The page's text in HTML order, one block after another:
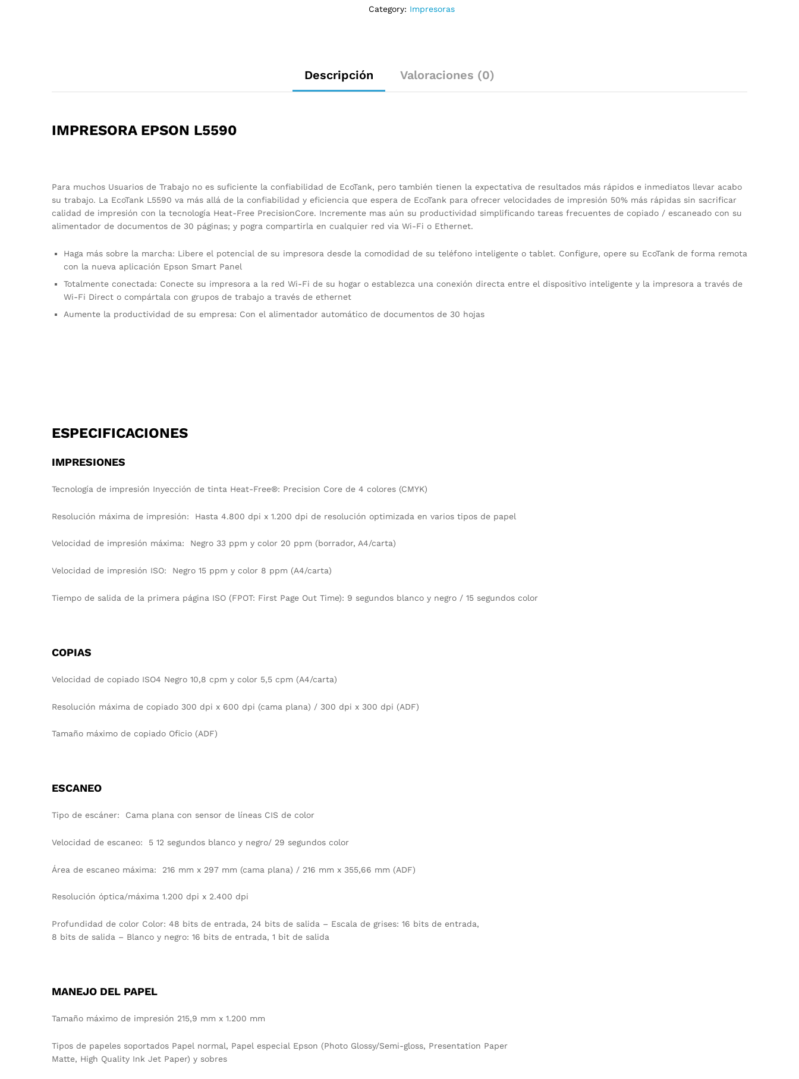
Escáner,
Wi-
Fi
Fotos,
B&N
Category: Impresoras
Descripción Valoraciones (0)
IMPRESORA EPSON L5590
Para muchos Usuarios de Trabajo no es suficiente la confiabilidad de EcoTank, pero también tienen la expectativa de resultados más rápidos e inmediatos llevar acabo
su trabajo. La EcoTank L5590 va más allá de la confiabilidad y eficiencia que espera de EcoTank para ofrecer velocidades de impresión 50% más rápidas sin sacrificar
calidad de impresión con la tecnología Heat-Free PrecisionCore. Incremente mas aún su productividad simplificando tareas frecuentes de copiado / escaneado con su
alimentador de documentos de 30 páginas; y pogra compartirla en cualquier red via Wi-Fi o Ethernet.
Haga más sobre la marcha: Libere el potencial de su impresora desde la comodidad de su teléfono inteligente o tablet. Configure, opere su EcoTank de forma remota
con la nueva aplicación Epson Smart Panel
Totalmente conectada: Conecte su impresora a la red Wi-Fi de su hogar o establezca una conexión directa entre el dispositivo inteligente y la impresora a través de
Wi-Fi Direct o compártala con grupos de trabajo a través de ethernet
Aumente la productividad de su empresa: Con el alimentador automático de documentos de 30 hojas
ESPECIFICACIONES
IMPRESIONES
Tecnología de impresión Inyección de tinta Heat-Free®: Precision Core de 4 colores (CMYK)
Resolución máxima de impresión: Hasta 4.800 dpi x 1.200 dpi de resolución optimizada en varios tipos de papel
Velocidad de impresión máxima: Negro 33 ppm y color 20 ppm (borrador, A4/carta)
Velocidad de impresión ISO: Negro 15 ppm y color 8 ppm (A4/carta)
Tiempo de salida de la primera página ISO (FPOT: First Page Out Time): 9 segundos blanco y negro / 15 segundos color
COPIAS
Velocidad de copiado ISO4 Negro 10,8 cpm y color 5,5 cpm (A4/carta)
Resolución máxima de copiado 300 dpi x 600 dpi (cama plana) / 300 dpi x 300 dpi (ADF)
Tamaño máximo de copiado Oficio (ADF)
ESCANEO
Tipo de escáner: Cama plana con sensor de líneas CIS de color
Velocidad de escaneo: 5 12 segundos blanco y negro/ 29 segundos color
Área de escaneo máxima: 216 mm x 297 mm (cama plana) / 216 mm x 355,66 mm (ADF)
Resolución óptica/máxima 1.200 dpi x 2.400 dpi
Profundidad de color Color: 48 bits de entrada, 24 bits de salida – Escala de grises: 16 bits de entrada,
8 bits de salida – Blanco y negro: 16 bits de entrada, 1 bit de salida
MANEJO DEL PAPEL
Tamaño máximo de impresión 215,9 mm x 1.200 mm
Tipos de papeles soportados Papel normal, Papel especial Epson (Photo Glossy/Semi-gloss, Presentation Paper
Matte, High Quality Ink Jet Paper) y sobres